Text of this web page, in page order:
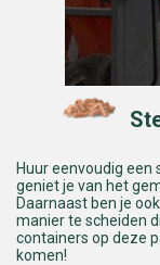
Huur eenvoudig een
geniet je van het
Daarnaast ben je
manier te scheiden
containers op deze
komen!